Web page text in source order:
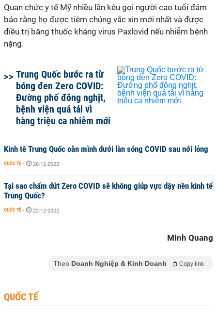
Quan chức y tế Mỹ nhiều lần kêu gọi người cao tuổi đảm
bảo rằng họ được tiêm chủng vắc xin mới nhất và được
điều trị bằng thuốc kháng virus Paxlovid nếu nhiễm bệnh
nặng.
Trung Quốc bước ra từ
bóng đen Zero COVID:
Đường phố đông nghịt,
bệnh viện quá tải vì
hàng triệu ca nhiễm mới
Kinh tế Trung Quốc oằn mình dưới làn sóng COVID sau nới lỏng
QUỐC TẾ - 26-12-2022
Tại sao chấm dứt Zero COVID sẽ không giúp vực dậy nền kinh tế
Trung Quốc?
QUỐC TẾ - 22-12-2022
Minh Quang
Theo Doanh Nghiệp & Kinh Doanh Copy link
QUỐC TẾ